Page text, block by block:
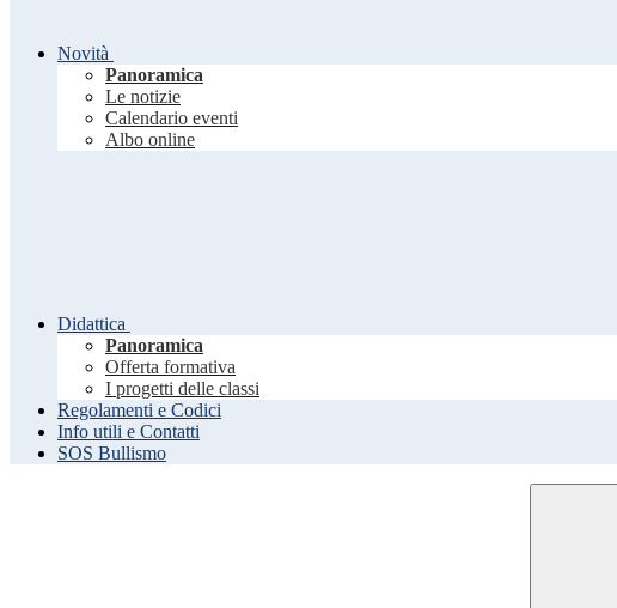
Novità
Panoramica
Le notizie
Calendario eventi
Albo online
Didattica
Panoramica
Offerta formativa
I progetti delle classi
Regolamenti e Codici
Info utili e Contatti
SOS Bullismo